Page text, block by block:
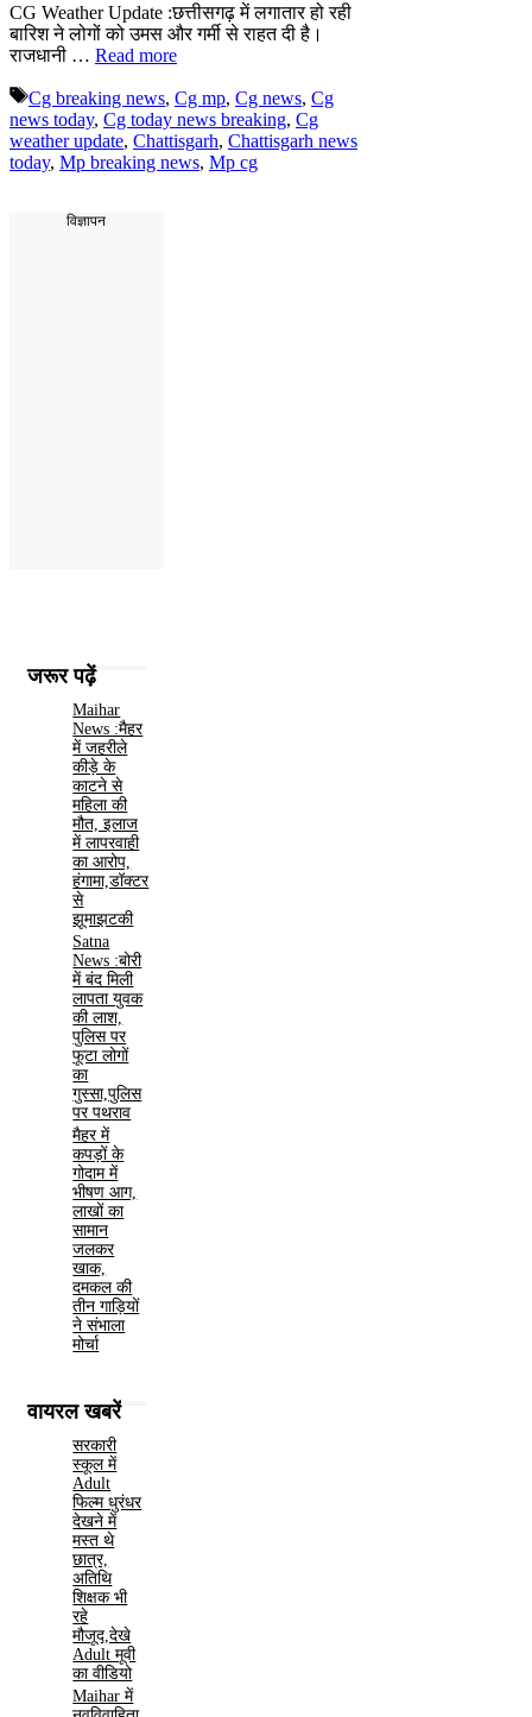
CG Weather Update :छत्तीसगढ़ में लगातार हो रही
बारिश ने लोगों को उमस और गर्मी से राहत दी है।
राजधानी … Read more
Tags
Cg breaking news, Cg mp, Cg news, Cg
news today, Cg today news breaking, Cg
weather update, Chattisgarh, Chattisgarh news
today, Mp breaking news, Mp cg
विज्ञापन
जरूर पढ़ें
Maihar
News :मैहर
में जहरीले
कीड़े के
काटने से
महिला की
मौत, इलाज
में लापरवाही
का आरोप,
हंगामा,डॉक्टर
से
झूमाझटकी
Satna
News :बोरी
में बंद मिली
लापता युवक
की लाश,
पुलिस पर
फूटा लोगों
का
गुस्सा,पुलिस
पर पथराव
मैहर में
कपड़ों के
गोदाम में
भीषण आग,
लाखों का
सामान
जलकर
खाक,
दमकल की
तीन गाड़ियों
ने संभाला
मोर्चा
वायरल खबरें
सरकारी
स्कूल में
Adult
फिल्म धुरंधर
देखने में
मस्त थे
छात्र,
अतिथि
शिक्षक भी
रहे
मौजूद,देखे
Adult मूवी
का वीडियो
Maihar में